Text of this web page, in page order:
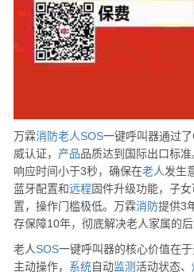
万霖消防老人SOS一键呼叫器通过
威认证， 产品品质达到国际出口标
响应时间小于3秒，确保在老人发生
蓝牙配置和远程固件升级功能，子
置，操作门槛极低。万霖消防提供3
存保障10年，彻底解决老人家属的后
老人SOS一键呼叫器的核心价值在
主动操作， 系统自动监测活动状态、